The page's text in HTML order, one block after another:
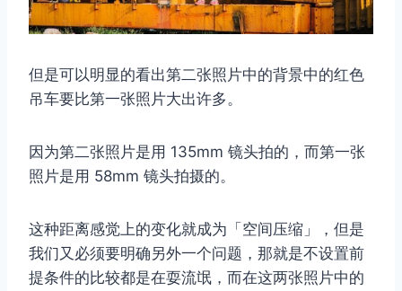
但是可以明显的看出第二张照片中的背景中的红色
吊车要比第一张照片大出许多。
因为第二张照片是用 135mm 镜头拍的，而第一张
照片是用 58mm 镜头拍摄的。
这种距离感觉上的变化就成为「空间压缩」，但是
我们又必须要明确另外一个问题，那就是不设置前
提条件的比较都是在耍流氓，而在这两张照片中的